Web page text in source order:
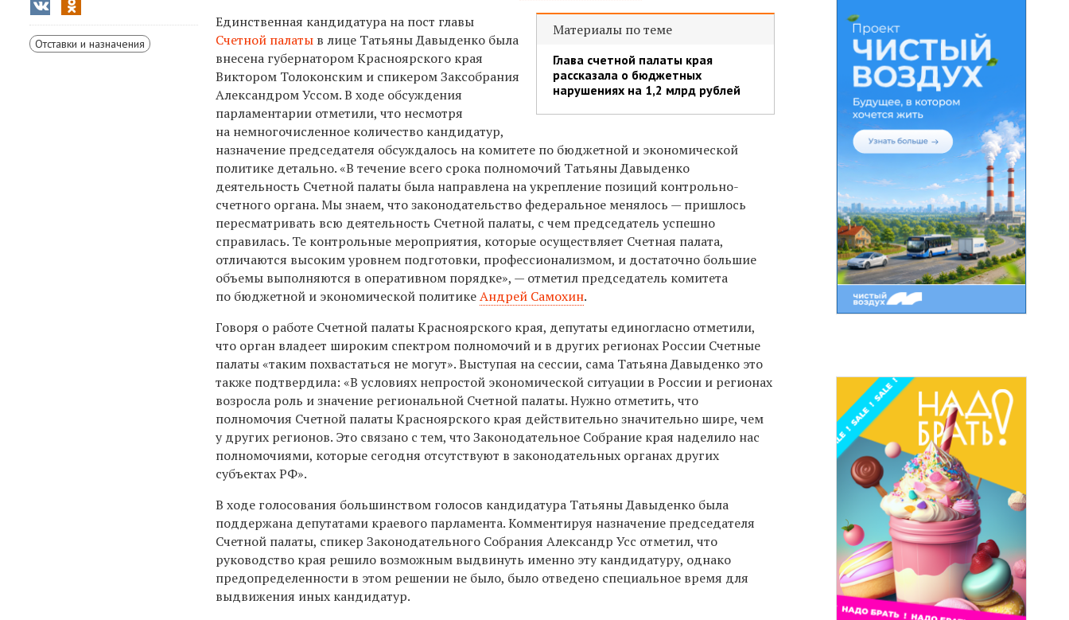
Отставки и назначения
Материалы по теме
Глава счетной палаты края
рассказала о бюджетных
нарушениях на 1,2 млрд рублей
Единственная кандидатура на пост главы
Счетной палаты в лице Татьяны Давыденко была
внесена губернатором Красноярского края
Виктором Толоконским и спикером Заксобрания
Александром Уссом. В ходе обсуждения
парламентарии отметили, что несмотря
на немногочисленное количество кандидатур,
назначение председателя обсуждалось на комитете по бюджетной и экономической
политике детально. «В течение всего срока полномочий Татьяны Давыденко
деятельность Счетной палаты была направлена на укрепление позиций контрольно-
счетного органа. Мы знаем, что законодательство федеральное менялось — пришлось
пересматривать всю деятельность Счетной палаты, с чем председатель успешно
справилась. Те контрольные мероприятия, которые осуществляет Счетная палата,
отличаются высоким уровнем подготовки, профессионализмом, и достаточно большие
объемы выполняются в оперативном порядке», — отметил председатель комитета
по бюджетной и экономической политикеАндрей Самохин.
Говоря о работе Счетной палаты Красноярского края, депутаты единогласно отметили,
что орган владеет широким спектром полномочий и в других регионах России Счетные
палаты «таким похвастаться не могут». Выступая на сессии, сама Татьяна Давыденко это
также подтвердила: «В условиях непростой экономической ситуации в России и регионах
возросла роль и значение региональной Счетной палаты.Нужно отметить, что
полномочия Счетной палаты Красноярского края действительно значительно шире, чем
у других регионов. Это связано с тем, что Законодательное Собрание края наделило нас
полномочиями, которые сегодня отсутствуют в законодательных органах других
субъектах РФ».
В ходе голосования большинством голосов кандидатура Татьяны Давыденко была
поддержана депутатами краевого парламента. Комментируя назначение председателя
Счетной палаты, спикер Законодательного Собрания Александр Усс отметил, что
руководство края решило возможным выдвинуть именно эту кандидатуру, однако
предопределенности в этом решении не было, было отведено специальное время для
выдвижения иных кандидатур.